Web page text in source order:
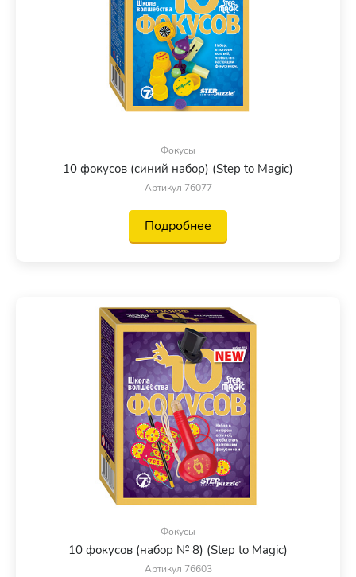
Фокусы
10 фокусов (синий набор) (Step to Magic)
Артикул 76077
Подробнее
Фокусы
10 фокусов (набор № 8) (Step to Magic)
Артикул 76603